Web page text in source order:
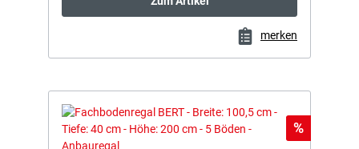
merken
Rabatt
%